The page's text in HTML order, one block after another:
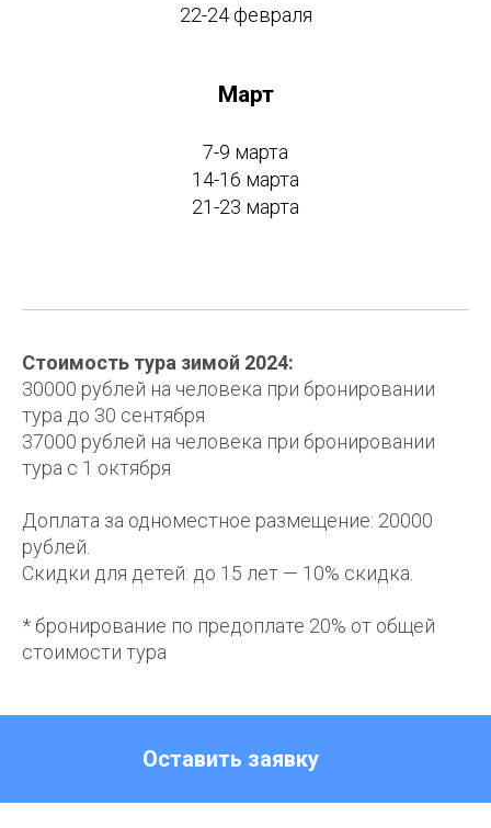
22-24 февраля
Март
7-9 марта
14-16 марта
21-23 марта
Стоимость тура зимой 2024:
30000 рублей на человека при бронировании
тура до 30 сентября
37000 рублей на человека при бронировании
тура с 1 октября
Доплата за одноместное размещение: 20000
рублей.
Скидки для детей: до 15 лет — 10% скидка.
* бронирование по предоплате 20% от общей
стоимости тура
Оставить заявку